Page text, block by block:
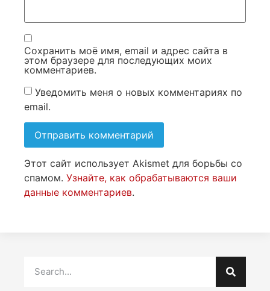
Сохранить моё имя, email и адрес сайта в
этом браузере для последующих моих
комментариев.
Уведомить меня о новых комментариях по
email.
Этот сайт использует Akismet для борьбы со
спамом. Узнайте, как обрабатываются ваши
данные комментариев.